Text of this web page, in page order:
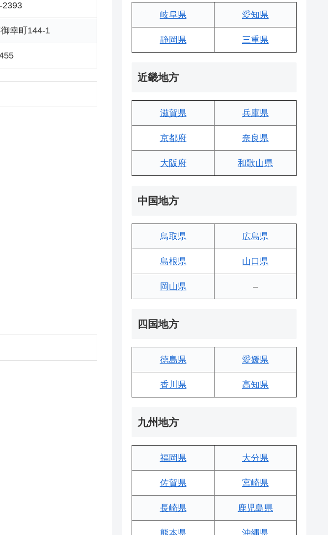
2393
幸町144-1
岐阜県 愛知県
静岡県 三重県
近畿地方
滋賀県 兵庫県
京都府 奈良県
大阪府 和歌山県
中国地方
鳥取県 広島県
島根県 山口県
岡山県 –
四国地方
徳島県 愛媛県
香川県 高知県
九州地方
福岡県 大分県
佐賀県 宮崎県
長崎県 鹿児島県
熊本県 沖縄県